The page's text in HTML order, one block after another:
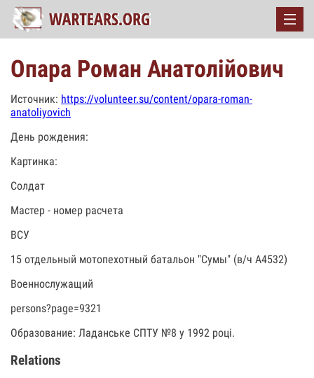
Опара Роман Анатолійович
Источник: https://volunteer.su/content/opara-roman-
anatoliyovich
День рождения:
Картинка:
Солдат
Мастер - номер расчета
ВСУ
15 отдельный мотопехотный батальон "Сумы" (в/ч А4532)
Военнослужащий
persons?page=9321
Образование: Ладанське СПТУ №8 у 1992 році.
Relations